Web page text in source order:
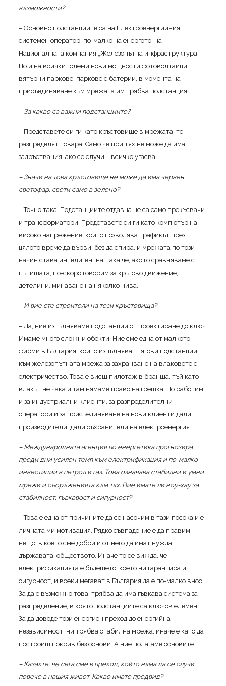
възможности?
– Основно подстанциите са на Електроенергийния
системен оператор, по-малко на енергото, на
Националната компания „Железопътна инфраструктура”.
Но и на всички големи нови мощности фотоволтаици,
вятърни паркове, паркове с батерии, в момента на
присъединяване към мрежата им трябва подстанция.
– За какво са важни подстанциите?
– Представете си ги като кръстовище в мрежата, те
разпределят товара. Само че при тях не може да има
задръствания, ако се случи – всичко угасва.
– Значи на това кръстовище не може да има червен
светофар, свети само в зелено?
– Точно така. Подстанциите отдавна не са само прекъсвачи
и трансформатори. Представете си ги като компютър на
високо напрежение, който позволява трафикът през
цялото време да върви, без да спира, и мрежата по този
начин става интелигентна. Така че, ако го сравняваме с
пътищата, по-скоро говорим за кръгово движение,
детелини, минаване на няколко нива.
– И вие сте строители на тези кръстовища?
– Да, ние изпълняваме подстанции от проектиране до ключ.
Имаме много сложни обекти. Ние сме една от малкото
фирми в България, които изпълняват тягови подстанции
към железопътната мрежа за захранване на влаковете с
електричество. Това е висш пилотаж в бранша, тъй като
влакът не чака и там нямаме право на грешка. Но работим
и за индустриални клиенти, за разпределителни
оператори и за присъединяване на нови клиенти дали
производители, дали съхранители на електроенергия.
– Международната агенция по енергетика прогнозира
преди дни усилен темп към електрификация и по-малко
инвестиции в петрол и газ. Това означава стабилни и умни
мрежи и съоръженията към тях. Вие имате ли ноу-хау за
стабилност, гъвкавост и сигурност?
– Това е една от причините да се насочим в тази посока и е
личната ми мотивация. Рядко съвпадение е да правим
нещо, в което сме добри и от него да имат нужда
държавата, обществото. Иначе то се вижда, че
електрификацията е бъдещето, което ни гарантира и
сигурност, и всеки мегават в България да е по-малко внос.
За да е възможно това, трябва да има гъвкава система за
разпределение, в която подстанциите са ключов елемент.
За да доведе този енергиен преход до енергийна
независимост, ни трябва стабилна мрежа, иначе е като да
построиш покрив без основи. А ние полагаме основите.
– Казахте, че сега сме в преход, който няма да се случи
повече в нашия живот. Какво имате предвид?